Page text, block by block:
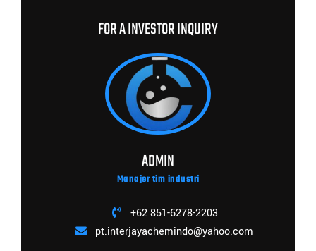
FOR A INVESTOR INQUIRY
ADMIN
Manajer tim industri
+62 851-6278-2203
pt.interjayachemindo@yahoo.com